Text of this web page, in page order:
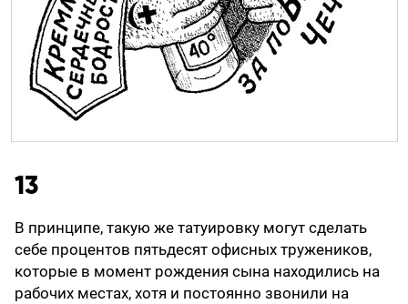
13
В принципе, такую же татуировку могут сделать
себе процентов пятьдесят офисных тружеников,
которые в момент рождения сына находились на
рабочих местах, хотя и постоянно звонили на